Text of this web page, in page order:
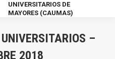
UNIVERSITARIOS DE
MAYORES (CAUMAS)
–
2018